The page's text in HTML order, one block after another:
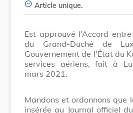
Article unique.
Est approuvé l’Accord
du Grand-Duché de
Gouvernement de l'État du
services aériens, fait à
mars 2021.
Mandons et ordonnons que
insérée au Journal officiel